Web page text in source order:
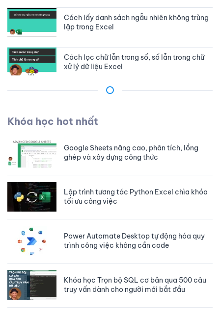
Cách lấy danh sách ngẫu nhiên không trùng
lặp trong Excel
Cách lọc chữ lẫn trong số, số lẫn trong chữ
xử lý dữ liệu Excel
Cách sử dụng mảng trong Google apps
sắp xếp dữ liệu trong Excel
Cách chèn dữ liệu nhanh vào nhiều files
truy vấn dữ liệu
Khóa học hot nhất
Google Sheets nâng cao, phân tích, lồng
ghép và xây dựng công thức
Lập trình tương tác Python Excel chìa khóa
tối ưu công việc
Power Automate Desktop tự động hóa quy
trình công việc không cần code
Khóa học Trọn bộ SQL cơ bản qua 500 câu
truy vấn dành cho người mới bắt đầu